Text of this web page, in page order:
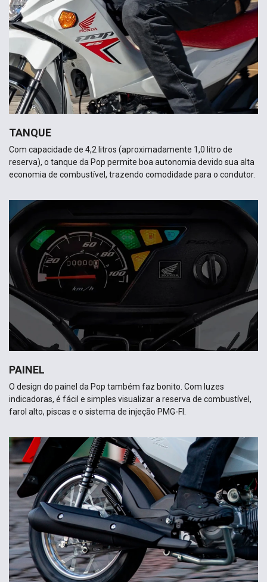
TANQUE
Com capacidade de 4,2 litros (aproximadamente 1,0 litro de
reserva), o tanque da Pop permite boa autonomia devido sua alta
economia de combustível, trazendo comodidade para o condutor.
PAINEL
O design do painel da Pop também faz bonito. Com luzes
indicadoras, é fácil e simples visualizar a reserva de combustível,
farol alto, piscas e o sistema de injeção PMG-FI.